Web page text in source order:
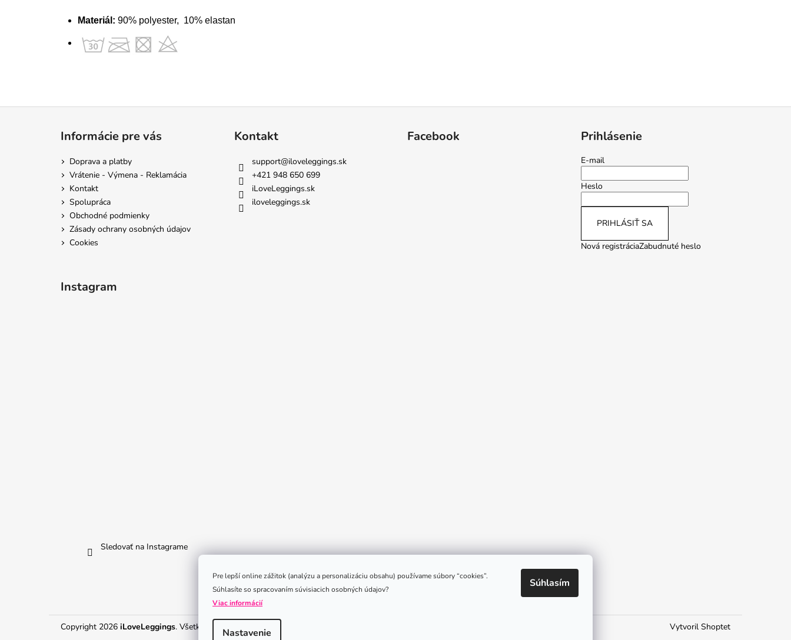
Pre lepší online zážitok (analýzu a personalizáciu obsahu) používame súbory “cookies”.
Súhlasíte so spracovaním súvisiacich osobných údajov?
Viac informácií
Nastavenie
Súhlasím
Materiál: 90% polyester, 10% elastan
Informácie pre vás
Doprava a platby
Vrátenie - Výmena - Reklamácia
Kontakt
Spolupráca
Obchodné podmienky
Zásady ochrany osobných údajov
Cookies
Kontakt
support@iloveleggings.sk
+421 948 650 699
iLoveLeggings.sk
iloveleggings.sk
Facebook Prihlásenie
E-mail
Heslo
PRIHLÁSIŤ SA
Nová registráciaZabudnuté heslo
Instagram
Sledovať na Instagrame
Vytvoril Shoptet
Copyright 2026 iLoveLeggings. Všetky práva vyhradené.